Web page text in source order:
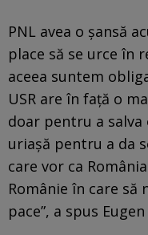
PNL avea o şansă
place să se urce în
aceea suntem
USR are în faţă o
doar pentru a
uriaşă pentru a da
care vor ca
Românie în care
pace”, a spus